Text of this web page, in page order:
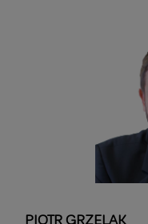
PIOTR GRZELAK